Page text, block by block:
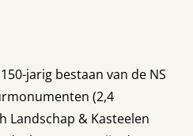
jarig bestaan van de NS
(2,4
Landschap & Kasteelen